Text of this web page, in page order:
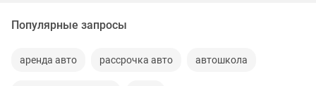
Популярные запросы
аренда авто рассрочка авто автошкола